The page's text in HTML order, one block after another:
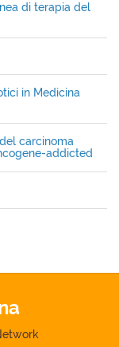
di terapia del
in Medicina
carcinoma
addicted